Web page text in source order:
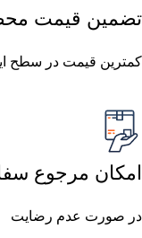
تضمین قیمت
کمترین قیمت در سطح
امکان مرجوع
در صورت عدم رضایت